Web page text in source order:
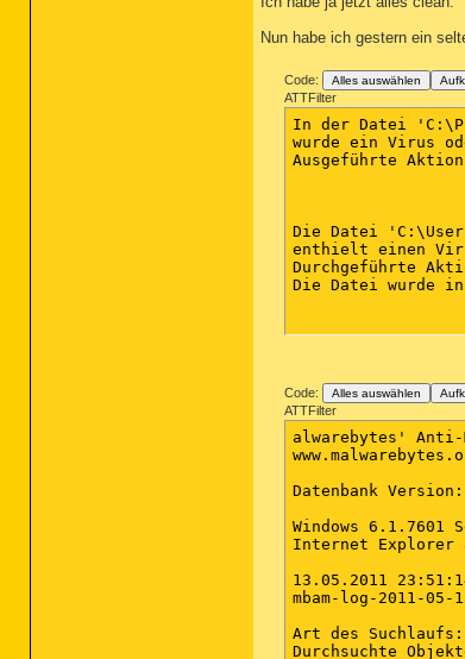
Nun habe ich gestern ein
Code: Alles auswählen
ATTFilter
In der Datei
wurde ein Virus
Ausgeführte
Die Datei
enthielt einen
Durchgeführte
Die Datei wurde
Code: Alles auswählen
ATTFilter
alwarebytes' Anti-
Datenbank
Windows 6.1.7601
Internet Explorer
13.05.2011
mbam-log-2011-
Art des Suchlaufs:
Durchsuchte